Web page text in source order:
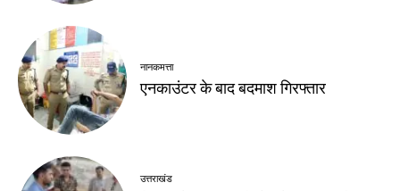
नानकमत्ता
एनकाउंटर के बाद बदमाश गिरफ्तार
उत्तराखंड